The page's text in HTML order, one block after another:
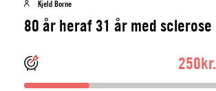
Kjeld Borne
80 år heraf 31 år med sclerose
250kr.